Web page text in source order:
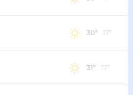
30° 17°
31° 17°